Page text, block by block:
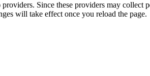
Since these providers may
will take effect once you reload the page.